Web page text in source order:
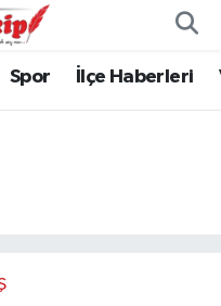
Spor İlçe Haberleri